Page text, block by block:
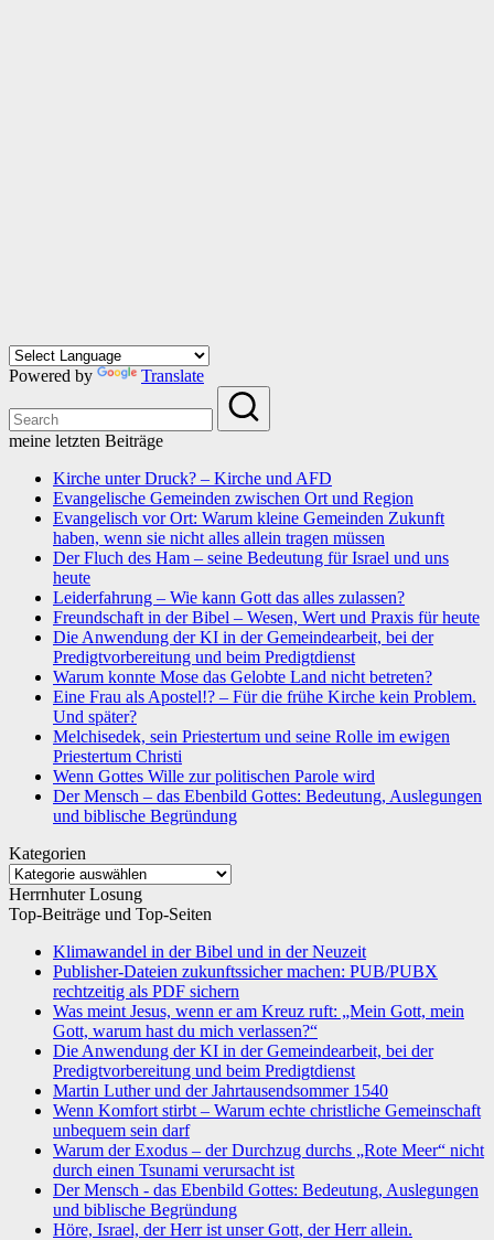
Powered by Translate
meine letzten Beiträge
Kirche unter Druck? – Kirche und AFD
Evangelische Gemeinden zwischen Ort und Region
Evangelisch vor Ort: Warum kleine Gemeinden Zukunft
haben, wenn sie nicht alles allein tragen müssen
Der Fluch des Ham – seine Bedeutung für Israel und uns
heute
Leiderfahrung – Wie kann Gott das alles zulassen?
Freundschaft in der Bibel – Wesen, Wert und Praxis für heute
Die Anwendung der KI in der Gemeindearbeit, bei der
Predigtvorbereitung und beim Predigtdienst
Warum konnte Mose das Gelobte Land nicht betreten?
Eine Frau als Apostel!? – Für die frühe Kirche kein Problem.
Und später?
Melchisedek, sein Priestertum und seine Rolle im ewigen
Priestertum Christi
Wenn Gottes Wille zur politischen Parole wird
Der Mensch – das Ebenbild Gottes: Bedeutung, Auslegungen
und biblische Begründung
Kategorien
Kategorien
Herrnhuter Losung
Top-Beiträge und Top-Seiten
Klimawandel in der Bibel und in der Neuzeit
Publisher-Dateien zukunftssicher machen: PUB/PUBX
rechtzeitig als PDF sichern
Was meint Jesus, wenn er am Kreuz ruft: „Mein Gott, mein
Gott, warum hast du mich verlassen?“
Die Anwendung der KI in der Gemeindearbeit, bei der
Predigtvorbereitung und beim Predigtdienst
Martin Luther und der Jahrtausendsommer 1540
Wenn Komfort stirbt – Warum echte christliche Gemeinschaft
unbequem sein darf
Warum der Exodus – der Durchzug durchs „Rote Meer“ nicht
durch einen Tsunami verursacht ist
Der Mensch - das Ebenbild Gottes: Bedeutung, Auslegungen
und biblische Begründung
Höre, Israel, der Herr ist unser Gott, der Herr allein.